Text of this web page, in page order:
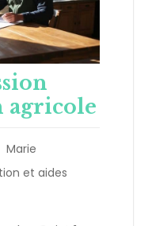
agricole
Marie
et aides